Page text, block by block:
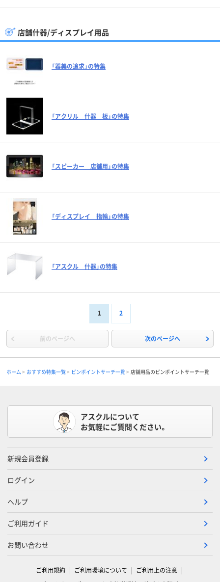
店舗什器/ディスプレイ用品
「器美の追求」の特集
「アクリル 什器 板」の特集
「スピーカー 店舗用」の特集
「ディスプレイ 指輪」の特集
「アスクル 什器」の特集
1 2
前のページへ 次のページへ
ホーム おすすめ特集一覧 ピンポイントサーチ一覧 店舗用品のピンポイントサーチ一覧
アスクルについて
お気軽にご質問ください。
新規会員登録
ログイン
ヘルプ
ご利用ガイド
お問い合わせ
ご利用規約 ご利用環境について
ご利用上の注意